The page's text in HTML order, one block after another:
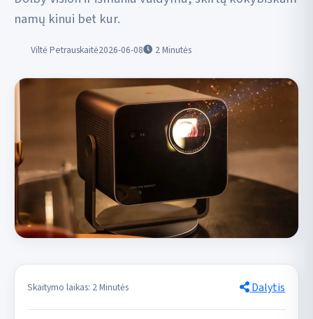
namų kinui bet kur.
Viltė Petrauskaitė2026-06-08 2Minutės
Skaitymo laikas: 2 Minutės Dalytis